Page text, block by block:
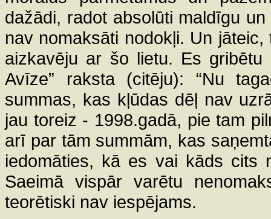
dažādi, radot absolūti maldīgu
nav nomaksāti nodokļi. Un
aizkavēju ar šo lietu. Es gribētu
Avīze” raksta (citēju): “Nu
summas, kas kļūdas dēļ nav
jau toreiz - 1998.gadā, pie tam
arī par tām summām, kas
iedomāties, kā es vai kāds cits
Saeimā vispār varētu
teorētiski nav iespējams.